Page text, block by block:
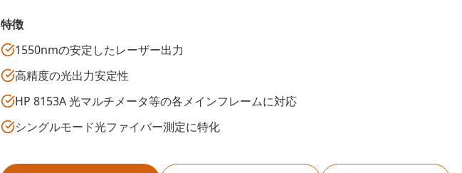
特徴
1550nmの安定したレーザー出力
高精度の光出力安定性
HP 8153A 光マルチメータ等の各メインフレームに対応
シングルモード光ファイバー測定に特化